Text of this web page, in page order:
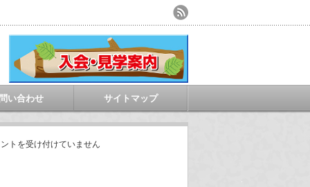
い合わせ サイトマップ
トを受け付けていません